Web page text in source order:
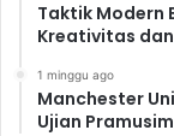
Taktik Modern
Kreativitas
1 minggu ago
Manchester
Ujian